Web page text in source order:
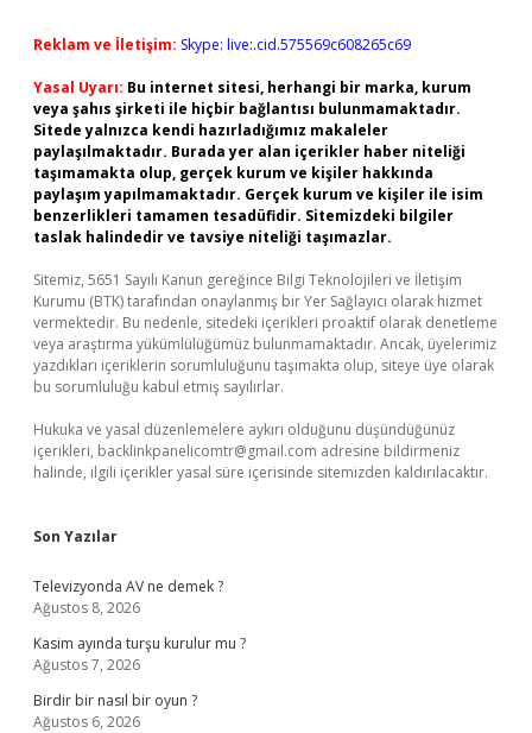
Reklam ve İletişim: Skype: live:.cid.575569c608265c69
Yasal Uyarı: Bu internet sitesi, herhangi bir marka, kurum
veya şahıs şirketi ile hiçbir bağlantısı bulunmamaktadır.
Sitede yalnızca kendi hazırladığımız makaleler
paylaşılmaktadır. Burada yer alan içerikler haber niteliği
taşımamakta olup, gerçek kurum ve kişiler hakkında
paylaşım yapılmamaktadır. Gerçek kurum ve kişiler ile isim
benzerlikleri tamamen tesadüfidir. Sitemizdeki bilgiler
taslak halindedir ve tavsiye niteliği taşımazlar.
Sitemiz, 5651 Sayılı Kanun gereğince Bilgi Teknolojileri ve İletişim
Kurumu (BTK) tarafından onaylanmış bir Yer Sağlayıcı olarak hizmet
vermektedir. Bu nedenle, sitedeki içerikleri proaktif olarak denetleme
veya araştırma yükümlülüğümüz bulunmamaktadır. Ancak, üyelerimiz
yazdıkları içeriklerin sorumluluğunu taşımakta olup, siteye üye olarak
bu sorumluluğu kabul etmiş sayılırlar.
Hukuka ve yasal düzenlemelere aykırı olduğunu düşündüğünüz
içerikleri, backlinkpanelicomtr@gmail.com adresine bildirmeniz
halinde, ilgili içerikler yasal süre içerisinde sitemizden kaldırılacaktır.
Son Yazılar
Televizyonda AV ne demek ?
Ağustos 8, 2026
Kasim ayında turşu kurulur mu ?
Ağustos 7, 2026
Birdir bir nasıl bir oyun ?
Ağustos 6, 2026